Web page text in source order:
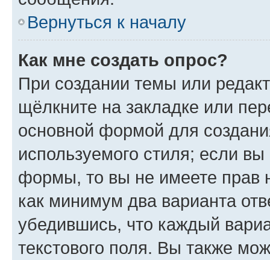
Вернуться к началу
Как мне создать опрос?
При создании темы или
щёлкните на закладке или
основной формой для
используемого стиля; если
формы, то вы не имеете прав
как минимум два варианта
убедившись, что каждый
текстового поля. Вы также